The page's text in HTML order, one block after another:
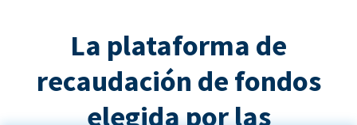
La plataforma de
recaudación de fondos
elegida por las